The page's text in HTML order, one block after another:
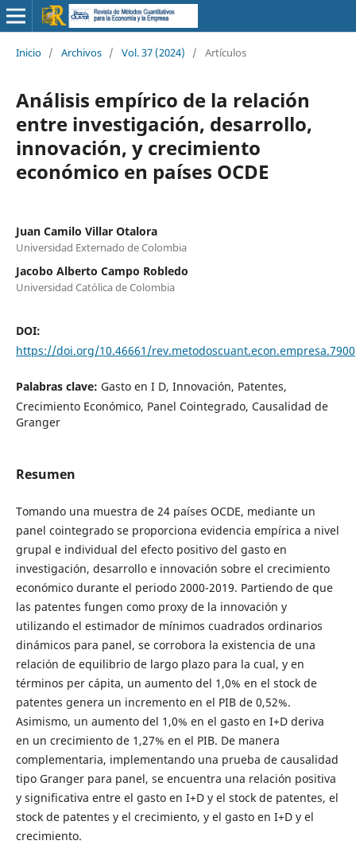
Inicio / Archivos / Vol. 37 (2024) / Artículos
Análisis empírico de la relación
entre investigación, desarrollo,
innovación, y crecimiento
económico en países OCDE
Juan Camilo Villar Otalora
Universidad Externado de Colombia
Jacobo Alberto Campo Robledo
Universidad Católica de Colombia
DOI:
https://doi.org/10.46661/rev.metodoscuant.econ.empresa.7900
Palabras clave: Gasto en I D, Innovación, Patentes,
Crecimiento Económico, Panel Cointegrado, Causalidad de
Granger
Resumen
Tomando una muestra de 24 países OCDE, mediante un
panel cointegrado se proporciona evidencia empírica a nivel
grupal e individual del efecto positivo del gasto en
investigación, desarrollo e innovación sobre el crecimiento
económico durante el periodo 2000-2019. Partiendo de que
las patentes fungen como proxy de la innovación y
utilizando el estimador de mínimos cuadrados ordinarios
dinámicos para panel, se corrobora la existencia de una
relación de equilibrio de largo plazo para la cual, y en
términos per cápita, un aumento del 1,0% en el stock de
patentes genera un incremento en el PIB de 0,52%.
Asimismo, un aumento del 1,0% en el gasto en I+D deriva
en un crecimiento de 1,27% en el PIB. De manera
complementaria, implementando una prueba de causalidad
tipo Granger para panel, se encuentra una relación positiva
y significativa entre el gasto en I+D y el stock de patentes, el
stock de patentes y el crecimiento, y el gasto en I+D y el
crecimiento.